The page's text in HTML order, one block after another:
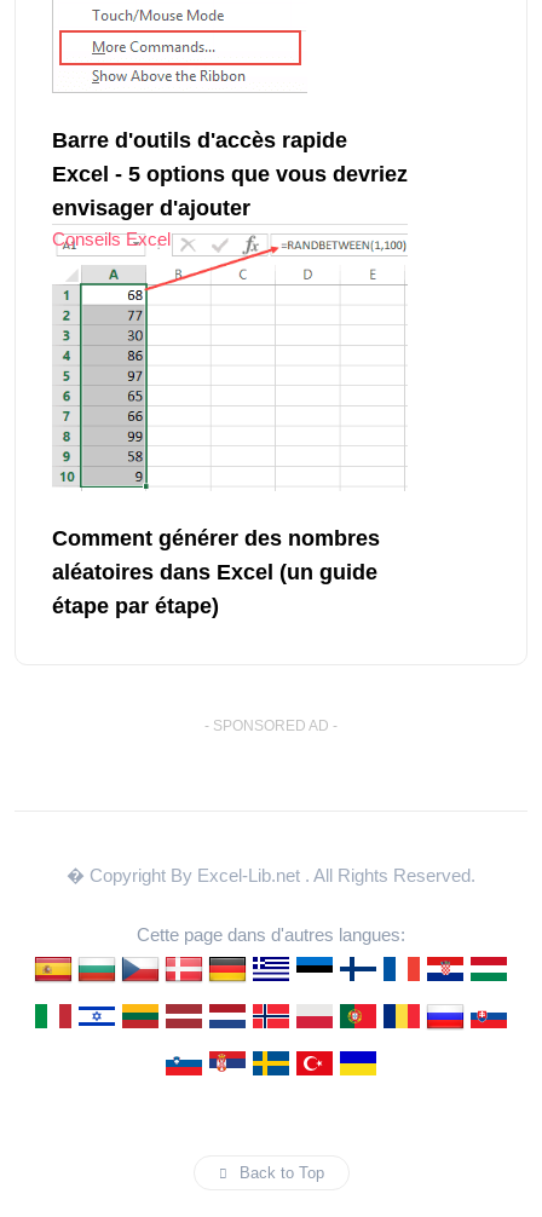
Barre d'outils d'accès rapide
Excel - 5 options que vous devriez
envisager d'ajouter
Conseils Excel
Comment générer des nombres
aléatoires dans Excel (un guide
étape par étape)
- SPONSORED AD -
� Copyright By Excel-Lib.net . All Rights Reserved.
Cette page dans d'autres langues:
Back to Top